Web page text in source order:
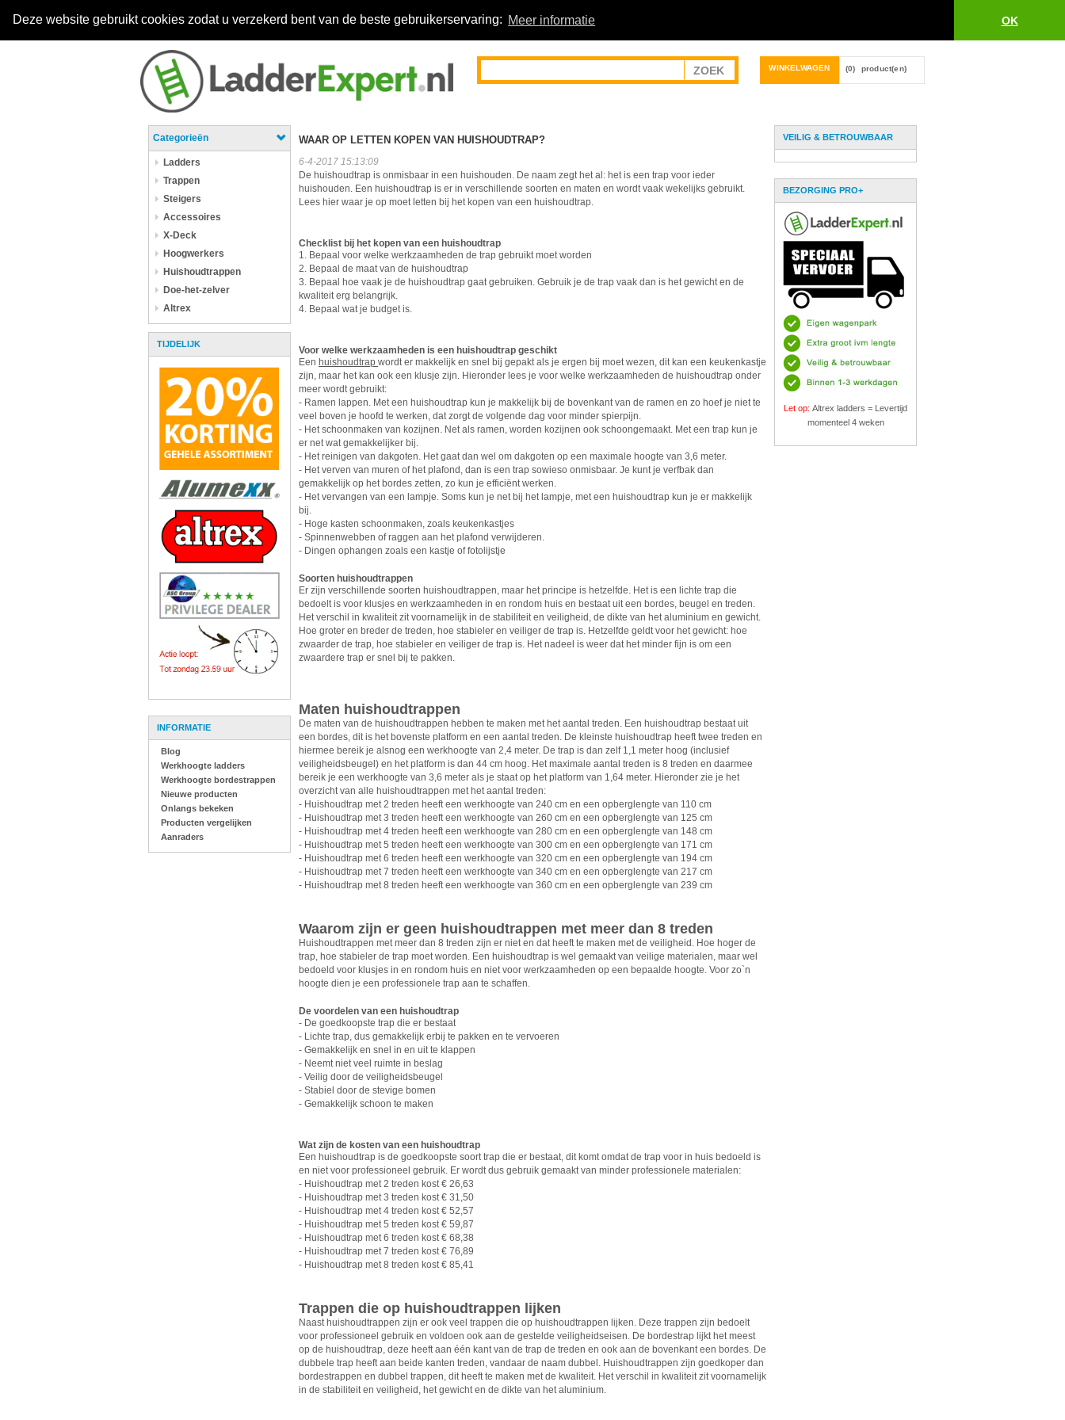
Deze website gebruikt cookies zodat u verzekerd bent van de beste gebruikerservaring: Meer informatie OK
WINKELWAGEN (0) product(en)
Categorieën
Ladders
Trappen
Steigers
Accessoires
X-Deck
Hoogwerkers
Huishoudtrappen
Doe-het-zelver
Altrex
TIJDELIJK
INFORMATIE
Blog
Werkhoogte ladders
Werkhoogte bordestrappen
Nieuwe producten
Onlangs bekeken
Producten vergelijken
Aanraders
WAAR OP LETTEN KOPEN VAN HUISHOUDTRAP?
6-4-2017 15:13:09
De huishoudtrap is onmisbaar in een huishouden. De naam zegt het al: het is een trap voor ieder
huishouden. Een huishoudtrap is er in verschillende soorten en maten en wordt vaak wekelijks gebruikt.
Lees hier waar je op moet letten bij het kopen van een huishoudtrap.
Checklist bij het kopen van een huishoudtrap
1. Bepaal voor welke werkzaamheden de trap gebruikt moet worden
2. Bepaal de maat van de huishoudtrap
3. Bepaal hoe vaak je de huishoudtrap gaat gebruiken. Gebruik je de trap vaak dan is het gewicht en de
kwaliteit erg belangrijk.
4. Bepaal wat je budget is.
Voor welke werkzaamheden is een huishoudtrap geschikt
Een huishoudtrap wordt er makkelijk en snel bij gepakt als je ergen bij moet wezen, dit kan een keukenkastje
zijn, maar het kan ook een klusje zijn. Hieronder lees je voor welke werkzaamheden de huishoudtrap onder
meer wordt gebruikt:
- Ramen lappen. Met een huishoudtrap kun je makkelijk bij de bovenkant van de ramen en zo hoef je niet te
veel boven je hoofd te werken, dat zorgt de volgende dag voor minder spierpijn.
- Het schoonmaken van kozijnen. Net als ramen, worden kozijnen ook schoongemaakt. Met een trap kun je
er net wat gemakkelijker bij.
- Het reinigen van dakgoten. Het gaat dan wel om dakgoten op een maximale hoogte van 3,6 meter.
- Het verven van muren of het plafond, dan is een trap sowieso onmisbaar. Je kunt je verfbak dan
gemakkelijk op het bordes zetten, zo kun je efficiënt werken.
- Het vervangen van een lampje. Soms kun je net bij het lampje, met een huishoudtrap kun je er makkelijk
bij.
- Hoge kasten schoonmaken, zoals keukenkastjes
- Spinnenwebben of raggen aan het plafond verwijderen.
- Dingen ophangen zoals een kastje of fotolijstje
Soorten huishoudtrappen
Er zijn verschillende soorten huishoudtrappen, maar het principe is hetzelfde. Het is een lichte trap die
bedoelt is voor klusjes en werkzaamheden in en rondom huis en bestaat uit een bordes, beugel en treden.
Het verschil in kwaliteit zit voornamelijk in de stabiliteit en veiligheid, de dikte van het aluminium en gewicht.
Hoe groter en breder de treden, hoe stabieler en veiliger de trap is. Hetzelfde geldt voor het gewicht: hoe
zwaarder de trap, hoe stabieler en veiliger de trap is. Het nadeel is weer dat het minder fijn is om een
zwaardere trap er snel bij te pakken.
Maten huishoudtrappen
De maten van de huishoudtrappen hebben te maken met het aantal treden. Een huishoudtrap bestaat uit
een bordes, dit is het bovenste platform en een aantal treden. De kleinste huishoudtrap heeft twee treden en
hiermee bereik je alsnog een werkhoogte van 2,4 meter. De trap is dan zelf 1,1 meter hoog (inclusief
veiligheidsbeugel) en het platform is dan 44 cm hoog. Het maximale aantal treden is 8 treden en daarmee
bereik je een werkhoogte van 3,6 meter als je staat op het platform van 1,64 meter. Hieronder zie je het
overzicht van alle huishoudtrappen met het aantal treden:
- Huishoudtrap met 2 treden heeft een werkhoogte van 240 cm en een opberglengte van 110 cm
- Huishoudtrap met 3 treden heeft een werkhoogte van 260 cm en een opberglengte van 125 cm
- Huishoudtrap met 4 treden heeft een werkhoogte van 280 cm en een opberglengte van 148 cm
- Huishoudtrap met 5 treden heeft een werkhoogte van 300 cm en een opberglengte van 171 cm
- Huishoudtrap met 6 treden heeft een werkhoogte van 320 cm en een opberglengte van 194 cm
- Huishoudtrap met 7 treden heeft een werkhoogte van 340 cm en een opberglengte van 217 cm
- Huishoudtrap met 8 treden heeft een werkhoogte van 360 cm en een opberglengte van 239 cm
Waarom zijn er geen huishoudtrappen met meer dan 8 treden
Huishoudtrappen met meer dan 8 treden zijn er niet en dat heeft te maken met de veiligheid. Hoe hoger de
trap, hoe stabieler de trap moet worden. Een huishoudtrap is wel gemaakt van veilige materialen, maar wel
bedoeld voor klusjes in en rondom huis en niet voor werkzaamheden op een bepaalde hoogte. Voor zo`n
hoogte dien je een professionele trap aan te schaffen.
De voordelen van een huishoudtrap
- De goedkoopste trap die er bestaat
- Lichte trap, dus gemakkelijk erbij te pakken en te vervoeren
- Gemakkelijk en snel in en uit te klappen
- Neemt niet veel ruimte in beslag
- Veilig door de veiligheidsbeugel
- Stabiel door de stevige bomen
- Gemakkelijk schoon te maken
Wat zijn de kosten van een huishoudtrap
Een huishoudtrap is de goedkoopste soort trap die er bestaat, dit komt omdat de trap voor in huis bedoeld is
en niet voor professioneel gebruik. Er wordt dus gebruik gemaakt van minder professionele materialen:
- Huishoudtrap met 2 treden kost € 26,63
- Huishoudtrap met 3 treden kost € 31,50
- Huishoudtrap met 4 treden kost € 52,57
- Huishoudtrap met 5 treden kost € 59,87
- Huishoudtrap met 6 treden kost € 68,38
- Huishoudtrap met 7 treden kost € 76,89
- Huishoudtrap met 8 treden kost € 85,41
Trappen die op huishoudtrappen lijken
Naast huishoudtrappen zijn er ook veel trappen die op huishoudtrappen lijken. Deze trappen zijn bedoelt
voor professioneel gebruik en voldoen ook aan de gestelde veiligheidseisen. De bordestrap lijkt het meest
op de huishoudtrap, deze heeft aan één kant van de trap de treden en ook aan de bovenkant een bordes. De
dubbele trap heeft aan beide kanten treden, vandaar de naam dubbel. Huishoudtrappen zijn goedkoper dan
bordestrappen en dubbel trappen, dit heeft te maken met de kwaliteit. Het verschil in kwaliteit zit voornamelijk
in de stabiliteit en veiligheid, het gewicht en de dikte van het aluminium.
VEILIG & BETROUWBAAR
BEZORGING PRO+
Let op: Altrex ladders = Levertijd
momenteel 4 weken